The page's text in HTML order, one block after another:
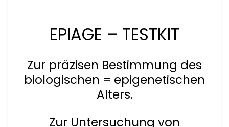
EPIAGE – TESTKIT
Zur präzisen Bestimmung des
biologischen = epigenetischen
Al­ters.
Zur Untersuchung von